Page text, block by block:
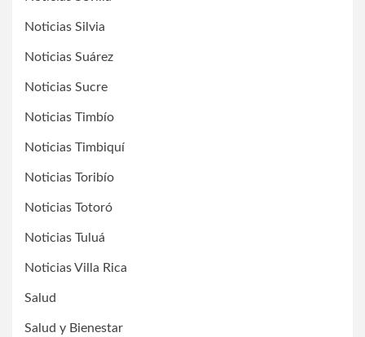
Noticias Silvia
Noticias Suárez
Noticias Sucre
Noticias Timbío
Noticias Timbiquí
Noticias Toribío
Noticias Totoró
Noticias Tuluá
Noticias Villa Rica
Salud
Salud y Bienestar